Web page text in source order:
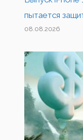
пытается
08.08.2026